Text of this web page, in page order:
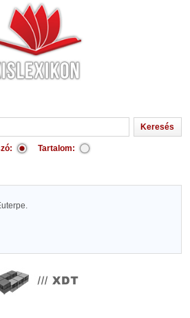
Tartalom: